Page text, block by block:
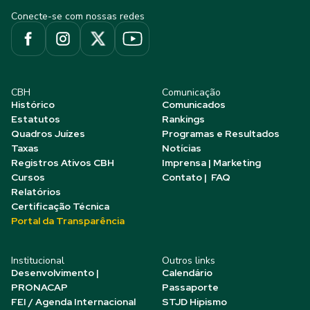
Conecte-se com nossas redes
CBH
Histórico
Estatutos
Quadros Juízes
Taxas
Registros Ativos CBH
Cursos
Relatórios
Certificação Técnica
Portal da Transparência
Comunicação
Comunicados
Rankings
Programas e Resultados
Notícias
Imprensa | Marketing
Contato | FAQ
Institucional
Desenvolvimento |
PRONACAP
FEI / Agenda Internacional
Outros links
Calendário
Passaporte
STJD Hipismo